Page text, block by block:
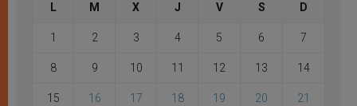
L M X J V S D
1 2 3 4 5 6 7
8 9 10 11 12 13 14
15 16 17 18 19 20 21